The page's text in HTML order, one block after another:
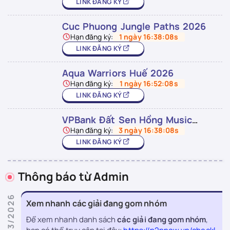
Cuc Phuong Jungle Paths 2026
Hạn đăng ký: 1 ngày 16:38:08s
LINK ĐĂNG KÝ
Aqua Warriors Huế 2026
Hạn đăng ký: 1 ngày 16:52:08s
LINK ĐĂNG KÝ
VPBank Đất Sen Hồng Music
Marathon 2026
Hạn đăng ký: 3 ngày 16:38:08s
LINK ĐĂNG KÝ
Thông báo từ Admin
Xem nhanh các giải đang gom nhóm
Để xem nhanh danh sáchcác giải đang gom nhóm,